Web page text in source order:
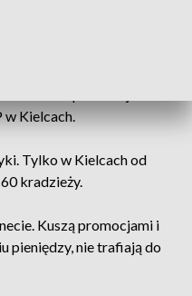
w Kielcach.
Tylko w Kielcach od
kradzieży.
Kuszą promocjami i
pieniędzy, nie trafiają do